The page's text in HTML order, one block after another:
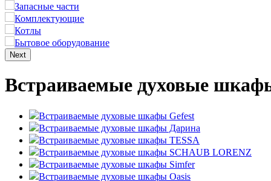
Запасные части
Комплектующие
Котлы
Бытовое оборудование
Next
Встраиваемые духовые
Встраиваемые духовые шкафы Gefest
Встраиваемые духовые шкафы Дарина
Встраиваемые духовые шкафы TESSA
Встраиваемые духовые шкафы SCHAUB LORENZ
Встраиваемые духовые шкафы Simfer
Встраиваемые духовые шкафы Оasis